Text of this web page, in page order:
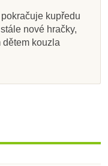
kupředu
nové hračky,
kouzla